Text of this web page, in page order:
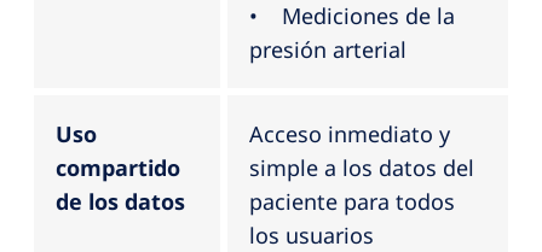
• Mediciones de la
presión arterial
Uso
compartido
de los datos
Acceso inmediato y
simple a los datos del
paciente para todos
los usuarios